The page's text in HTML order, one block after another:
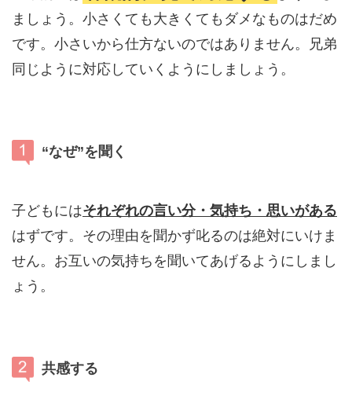
ましょう。小さくても大きくてもダメなものはだめ
です。小さいから仕方ないのではありません。兄弟
同じように対応していくようにしましょう。
“なぜ”を聞く
子どもにはそれぞれの言い分・気持ち・思いがある
はずです。その理由を聞かず叱るのは絶対にいけま
せん。お互いの気持ちを聞いてあげるようにしまし
ょう。
共感する